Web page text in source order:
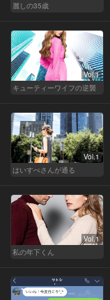
麗しの35歳
Vol.1
キューティーワイフの逆襲
Vol.1
はいすぺさんが通る
Vol.1
私の年下くん